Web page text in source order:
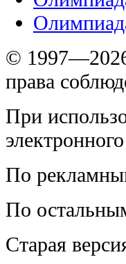
©
права
При
По
По
Старая